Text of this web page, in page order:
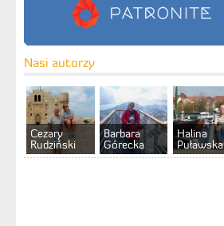
Nasi autorzy
Cezary
Rudziński
Barbara
Górecka
Halina
Puławska